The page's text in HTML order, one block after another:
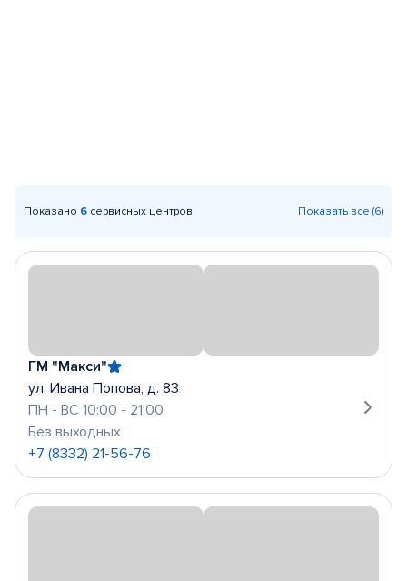
Показано 6 сервисных центров Показать все (6)
ГМ "Макси"
ул. Ивана Попова, д. 83
ПН - ВС 10:00 - 21:00
Без выходных
+7 (8332) 21-56-76